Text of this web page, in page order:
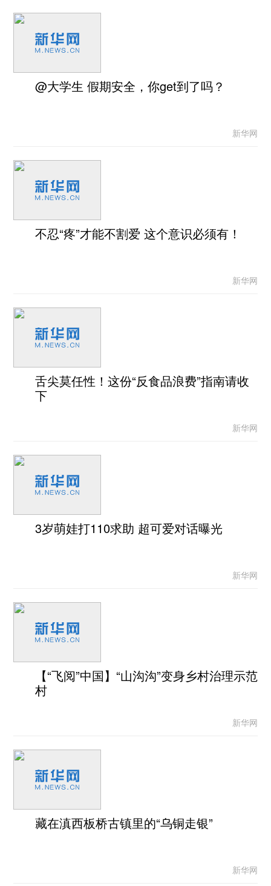
@大学生 假期安全，你get到了吗？
新华网
不忍“疼”才能不割爱 这个意识必须有！
新华网
舌尖莫任性！这份“反食品浪费”指南请收
下
新华网
3岁萌娃打110求助 超可爱对话曝光
新华网
【“飞阅”中国】“山沟沟”变身乡村治理示范
村
新华网
藏在滇西板桥古镇里的“乌铜走银”
新华网